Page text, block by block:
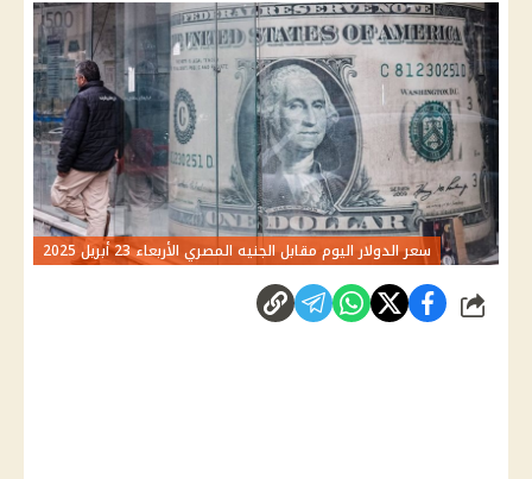
سعر الدولار اليوم مقابل الجنيه المصري الأربعاء 23 أبريل 2025
شارك